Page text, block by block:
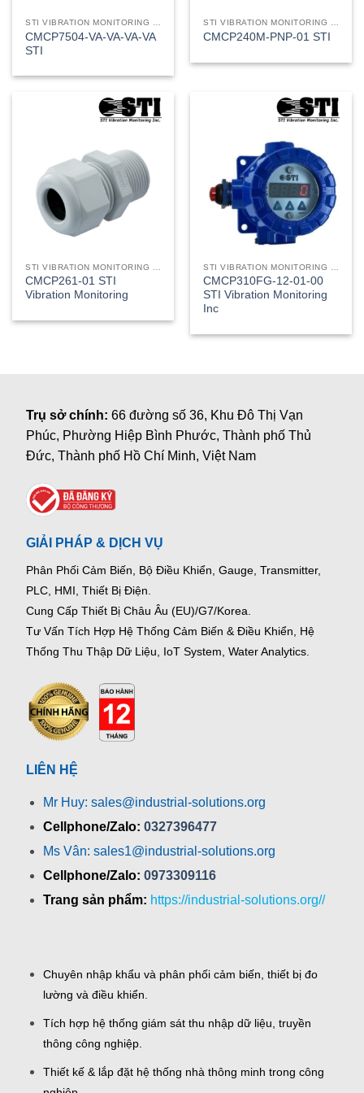
CMCP7504-VA-VA-VA-VA
STI
CMCP240M-PNP-01 STI
CMCP261-01 STI
Vibration Monitoring
CMCP310FG-12-01-00
STI Vibration Monitoring
Inc
Trụ sở chính:66 đường số 36, Khu Đô Thị Vạn
Phúc, Phường Hiệp Bình Phước, Thành phố Thủ
Đức, Thành phố Hồ Chí Minh, Việt Nam
GIẢI PHÁP & DỊCH VỤ
Phân Phối Cảm Biến, Bộ Điều Khiển, Gauge, Transmitter,
PLC, HMI, Thiết Bị Điện.
Cung Cấp Thiết Bị Châu Âu (EU)/G7/Korea.
Tư Vấn Tích Hợp Hệ Thống Cảm Biến & Điều Khiển, Hệ
Thống Thu Thập Dữ Liệu, IoT System, Water Analytics.
LIÊN HỆ
Mr Huy: sales@industrial-solutions.org
Cellphone/Zalo: 0327396477
Ms Vân: sales1@industrial-solutions.org
Cellphone/Zalo: 0973309116
Trang sản phẩm: https://industrial-solutions.org//
Chuyên nhập khẩu và phân phối cảm biến, thiết bị đo
lường và điều khiển.
Tích hợp hệ thống giám sát thu nhập dữ liệu, truyền
thông công nghiệp.
Thiết kế & lắp đặt hệ thống nhà thông minh trong công